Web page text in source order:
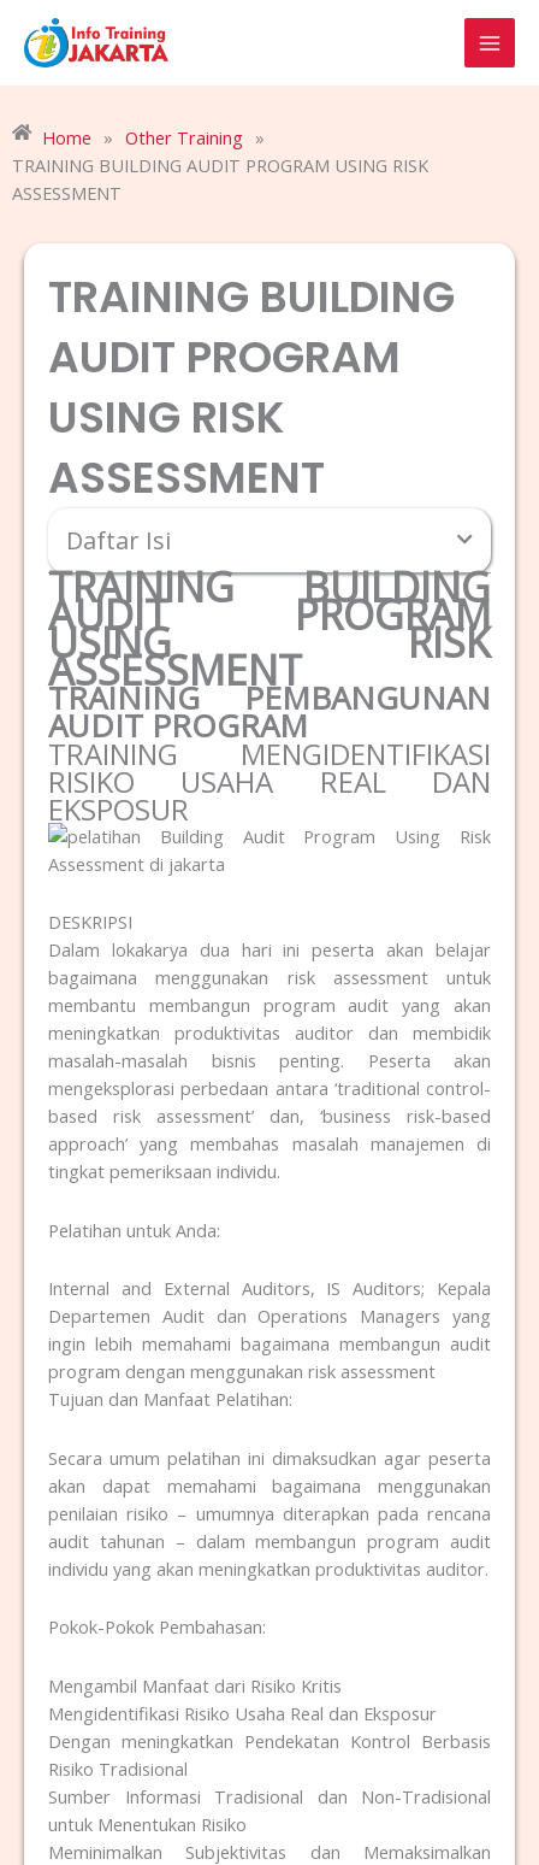
content
Home » Other Training »
TRAINING BUILDING AUDIT PROGRAM USING RISK
ASSESSMENT
TRAINING BUILDING
AUDIT PROGRAM
USING RISK
ASSESSMENT
Daftar Isi
TRAINING BUILDING
AUDIT PROGRAM
USING RISK
ASSESSMENT
TRAINING PEMBANGUNAN
AUDIT PROGRAM
TRAINING MENGIDENTIFIKASI
RISIKO USAHA REAL DAN
EKSPOSUR
DESKRIPSI
Dalam lokakarya dua hari ini peserta akan belajar
bagaimana menggunakan risk assessment untuk
membantu membangun program audit yang akan
meningkatkan produktivitas auditor dan membidik
masalah-masalah bisnis penting. Peserta akan
mengeksplorasi perbedaan antara ‘traditional control-
based risk assessment’ dan, ‘business risk-based
approach’ yang membahas masalah manajemen di
tingkat pemeriksaan individu.
Pelatihan untuk Anda:
Internal and External Auditors, IS Auditors; Kepala
Departemen Audit dan Operations Managers yang
ingin lebih memahami bagaimana membangun audit
program dengan menggunakan risk assessment
Tujuan dan Manfaat Pelatihan:
Secara umum pelatihan ini dimaksudkan agar peserta
akan dapat memahami bagaimana menggunakan
penilaian risiko – umumnya diterapkan pada rencana
audit tahunan – dalam membangun program audit
individu yang akan meningkatkan produktivitas auditor.
Pokok-Pokok Pembahasan:
Mengambil Manfaat dari Risiko Kritis
Mengidentifikasi Risiko Usaha Real dan Eksposur
Dengan meningkatkan Pendekatan Kontrol Berbasis
Risiko Tradisional
Sumber Informasi Tradisional dan Non-Tradisional
untuk Menentukan Risiko
Meminimalkan Subjektivitas dan Memaksimalkan